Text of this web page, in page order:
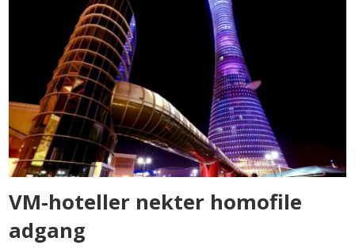
VM-hoteller nekter homofile
adgang